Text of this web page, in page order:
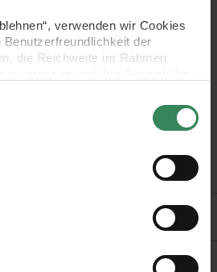
verwenden wir Cookies
der
die Reichweite im Rahmen
und kann jederzeit über den
im Fußbereich der Seite
und den Empfängern der
Datenschutzerklärung.
Neonfarben erhältlich.
oder für Notizen